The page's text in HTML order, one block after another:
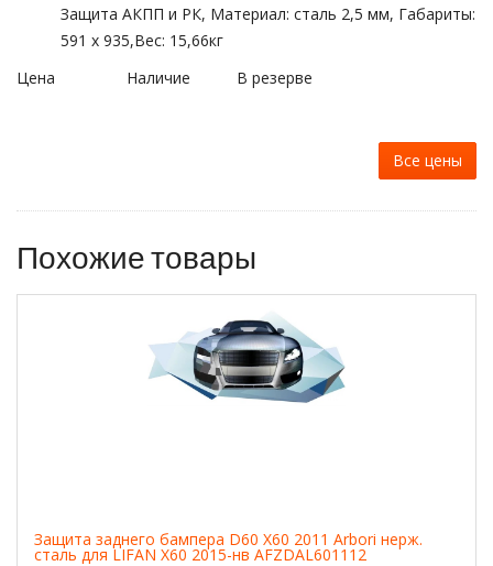
Защита АКПП и РК, Материал: сталь 2,5 мм, Габариты:
591 х 935,Вес: 15,66кг
Цена
Наличие В резерве
Все цены
Похожие товары
Защита заднего бампера D60 X60 2011 Arbori нерж.
сталь для LIFAN X60 2015-нв AFZDAL601112